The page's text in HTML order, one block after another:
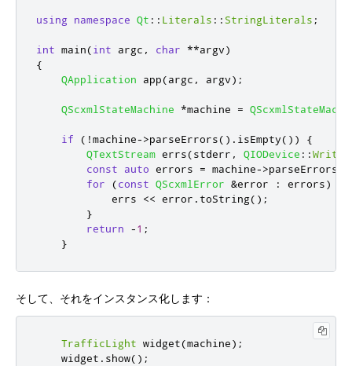
using namespace Qt :: Literals :: StringLiterals ;
int main(int argc , char **argv)
{
QApplication app(argc , argv);
QScxmlStateMachine *machine =
if ( !machine->parseErrors() . isEmpty())
{
QTextStream errs(stderr , QIODevice ::
const
auto errors = machine->parseErrors
for
(const QScxmlError &error : errors)
            errs
<< error . toString();
}
return
-1 ;
}
そして、それをインスタンス化します：
TrafficLight widget(machine);
    widget
. show();